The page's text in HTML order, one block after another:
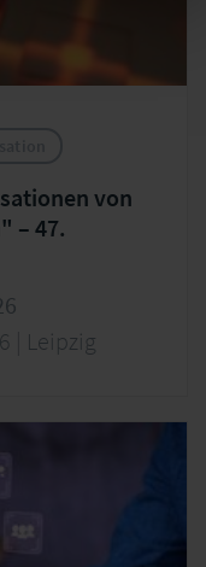
von
– 47.
| Leipzig